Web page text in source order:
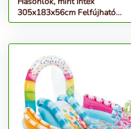
305x183x56cm Felfújható
családi Medence (58485NP)